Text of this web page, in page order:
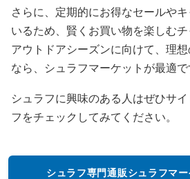
さらに、定期的にお得なセールや
いるため、賢くお買い物を楽しむチ
アウトドアシーズンに向けて、理
なら、シュラフマーケットが最適で
シュラフに興味のある人はぜひサ
フをチェックしてみてください。
シュラフ専門通販シュラフマ